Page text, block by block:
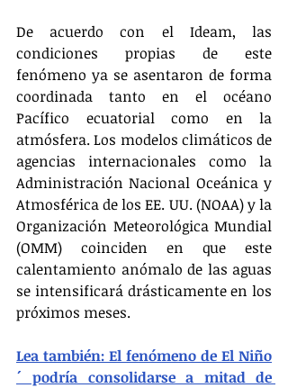
De acuerdo con el Ideam, las
condiciones propias de este
fenómeno ya se asentaron de forma
coordinada tanto en el océano
Pacífico ecuatorial como en la
atmósfera. Los modelos climáticos de
agencias internacionales como la
Administración Nacional Oceánica y
Atmosférica de los EE. UU. (NOAA) y la
Organización Meteorológica Mundial
(OMM) coinciden en que este
calentamiento anómalo de las aguas
se intensificará drásticamente en los
próximos meses.
Lea también: El fenómeno de El Niño
´ podría consolidarse a mitad de